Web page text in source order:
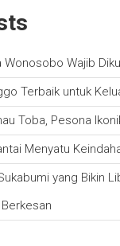
Wonosobo Wajib
Terbaik untuk
Toba, Pesona
Menyatu
yang Bikin